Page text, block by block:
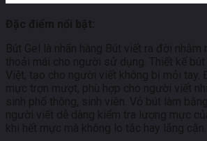
Đặc điểm nổi bật:
Bút Gel là nhãn hàng Bút viết ra đời
thoải mái cho người sử dụng. Thiết kế
Việt, tạo cho người viết không bị mỏi tay.
mực trợn mượt, phù hợp cho người viết
sinh phổ thông, sinh viên. Vỏ bút làm
người viết dễ dàng kiểm tra lượng mực
khi hết mực mà không lo tắc hay lắng cặn.